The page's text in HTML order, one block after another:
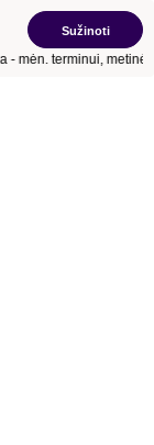
Sužinoti
- mėn.terminui, metinė